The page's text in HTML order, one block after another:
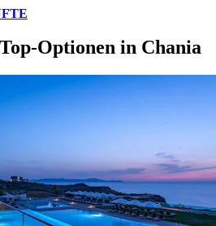
Optionen in Chania